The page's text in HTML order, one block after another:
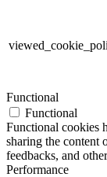
Functional
Functional
Functional cookies
sharing the content
feedbacks, and
Performance